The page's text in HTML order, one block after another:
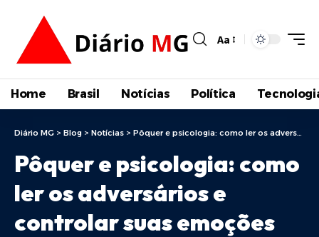
Aa
Home Brasil Notícias Política
Diário MG > Blog > Notícias > Pôquer e psicologia: como ler os adversários e controlar suas emoções
Pôquer e psicologia: como
ler os adversários e
controlar suas emoções